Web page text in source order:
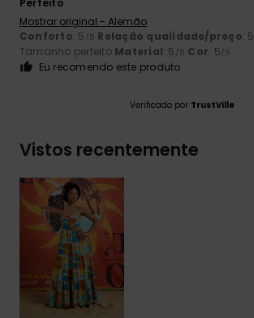
Perfeito
Mostrar original - Alemão
Conforto: 5 /5 Relação qualidade/preço: 5
Tamanho perfeito Material: 5 /5 Cor: 5/5
Eu recomendo este produto
Verificado por TrustVille
Vistos recentemente